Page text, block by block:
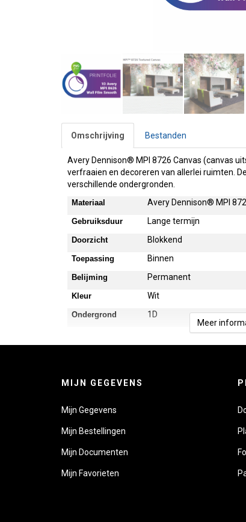
Omschrijving Bestanden
Avery Dennison® MPI 8726 Canvas (canvas
verfraaien en decoreren van allerlei ruimten.
verschillende ondergronden.
Materiaal Avery Dennison® MPI
Gebruiksduur Lange termijn
Doorzicht Blokkend
Toepassing Binnen
Belijming Permanent
Kleur Wit
Ondergrond
1D
Meer
MIJN GEGEVENS
Mijn Gegevens
Mijn Bestellingen
Mijn Documenten
Mijn Favorieten